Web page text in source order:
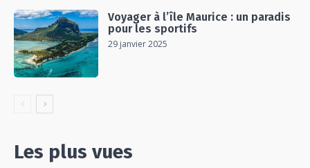
Voyager à l’île Maurice : un paradis
pour les sportifs
29 janvier 2025
Les plus vues